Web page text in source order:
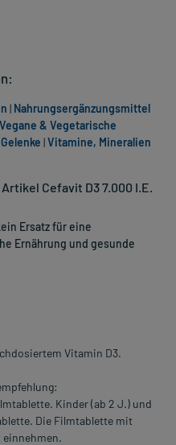
Cefavit D3 7.000 I.E.
Ersatz für eine
Ernährung und gesunde
Vitamin D3.
Kinder (ab 2 J.) und
Die Filmtablette mit
einnehmen.
| Nahrungsergänzungsmittel
Vegane & Vegetarische
|Vitamine, Mineralien